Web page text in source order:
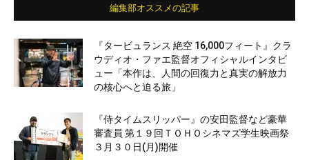
編集部オススメの記事
『タービュランス 絶空 16,000フィート』クラ
ウディオ・ファエ監督オフィシャルインタビ
ュー「本作は、人間の回復力と真実の解放力
の核心へと迫る旅」
『侍タイムスリッパー』の安田監督など豪華
審査員 第１９回ＴＯＨＯシネマズ学生映画祭
３月３０日(月)開催